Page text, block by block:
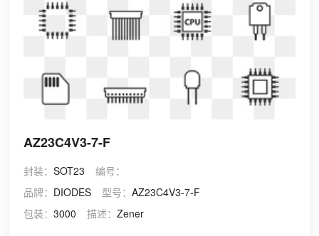
AZ23C4V3-7-F
封装：SOT23
编号：
品牌： DIODES 型号：AZ23C4V3-7-F
包装：3000 描述：Zener